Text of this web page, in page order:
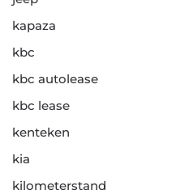
kapaza
kbc
kbc autolease
kbc lease
kenteken
kia
kilometerstand